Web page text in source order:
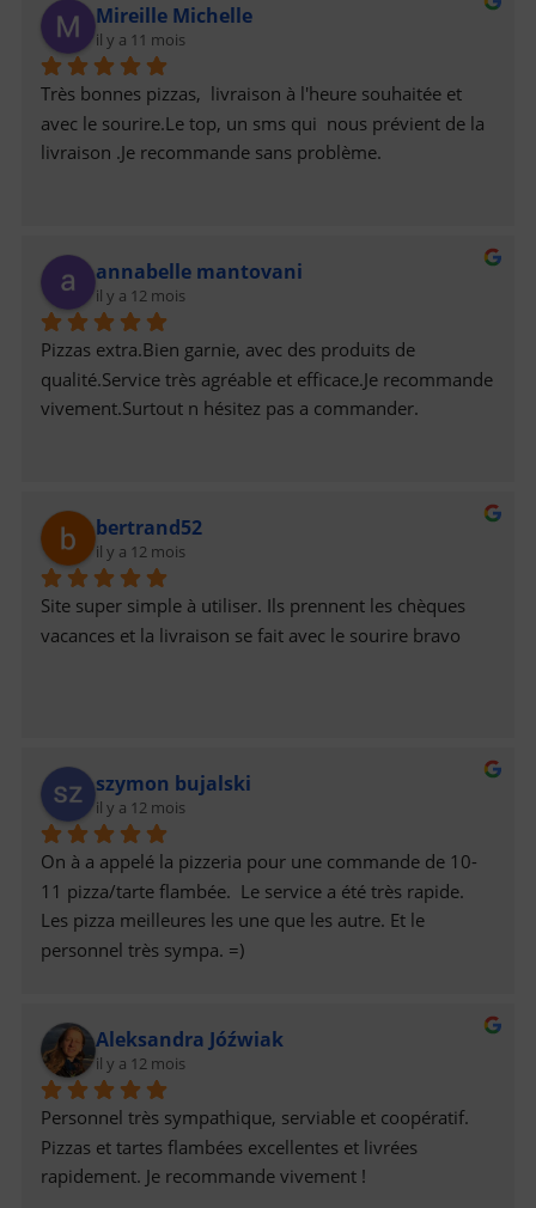
Mireille Michelle
il y a 11 mois
Très bonnes pizzas,  livraison à l'heure souhaitée et
avec le sourire.Le top, un sms qui  nous prévient de la
livraison .Je recommande sans problème.
annabelle mantovani
il y a 12 mois
Pizzas extra.Bien garnie, avec des produits de
qualité.Service très agréable et efficace.Je recommande
vivement.Surtout n hésitez pas a commander.
bertrand52
il y a 12 mois
Site super simple à utiliser. Ils prennent les chèques
vacances et la livraison se fait avec le sourire bravo
szymon bujalski
il y a 12 mois
On à a appelé la pizzeria pour une commande de 10-
11 pizza/tarte flambée.  Le service a été très rapide.
Les pizza meilleures les une que les autre. Et le
personnel très sympa. =)
Aleksandra Jóźwiak
il y a 12 mois
Personnel très sympathique, serviable et coopératif.
Pizzas et tartes flambées excellentes et livrées
rapidement. Je recommande vivement !